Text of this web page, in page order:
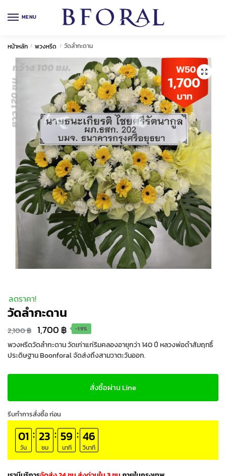
MENU
หน้าหลัก / พวงหรีด / วัดลำกะดาน
🔍
ลดราคา!
วัดลำกะดาน
2,100฿ Original
price
was:
2,100 ฿.
1,700 ฿Current
price
is:
1,700 ฿.
-19%
พวงหรีดวัดลำกะดาน วัดเก่าแก่ริมคลองอายุกว่า 140 ปี หลวงพ่อดำสัมฤทธิ์
ประดิษฐาน Boonforal จัดส่งถึงสามวาตะวันออก.
สั่งซื้อผ่าน Line
รีบทำการสั่งซื้อ ก่อน
01
วัน
: 23
ชม
: 59
นาที
: 45
วินาที